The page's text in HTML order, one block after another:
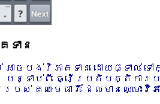
ទាន
អាចបង់វិភាគទាន ដោយផ្ទាល់
។ បន្ទាប់ពី ធ្វើប្រតិបត្តិកា
បស់ គណៈមេធាវី ដែលមានឈ្មោះ វិភ